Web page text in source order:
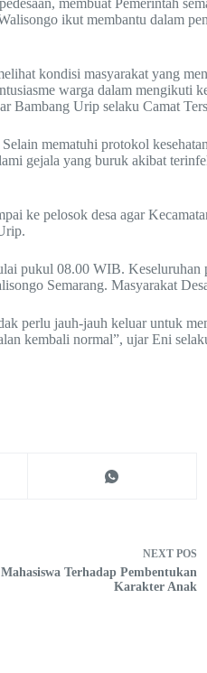
membuat Pemerintah
ikut membantu dalam
kondisi masyarakat yang
warga dalam mengikuti
Bambang Urip selaku Camat
mematuhi protokol
gejala yang buruk akibat
ke pelosok desa agar
pukul 08.00 WIB.
Semarang. Masyarakat
perlu jauh-jauh keluar untuk
kembali normal”, ujar Eni
NEXT POS
Terhadap Pembentukan
Karakter Anak